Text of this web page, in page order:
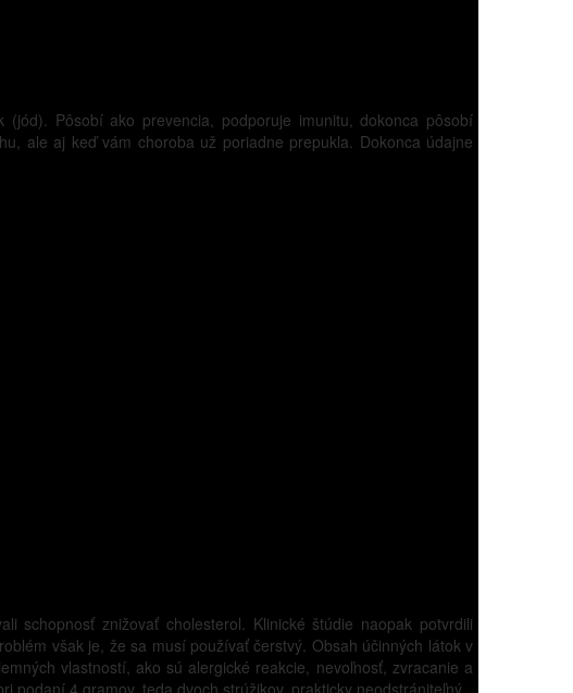
Pôsobí ako prevencia, podporuje imunitu, dokonca pôsobí
ale aj keď vám choroba už poriadne prepukla. Dokonca údajne
schopnosť znižovať cholesterol. Klinické štúdie naopak potvrdili
však je, že sa musí používať čerstvý. Obsah účinných látok v
vlastností, ako sú alergické reakcie, nevoľnosť, zvracanie a
podaní 4 gramov, teda dvoch strúžikov, prakticky neodstrániteľný.